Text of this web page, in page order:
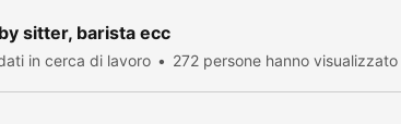
sitter, barista ecc
in cerca di lavoro 272 persone hanno visualizzato